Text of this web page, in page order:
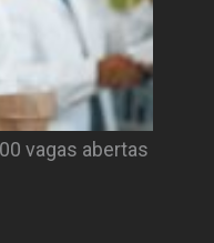
vagas abertas